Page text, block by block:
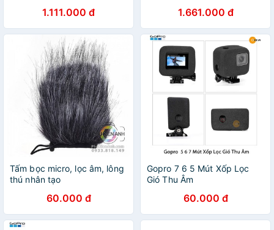
1.111.000 đ 1.661.000 đ
Tấm bọc micro, lọc âm, lông
thú nhân tạo
60.000 đ
Gopro 7 6 5 Mút Xốp Lọc
Gió Thu Âm
60.000 đ